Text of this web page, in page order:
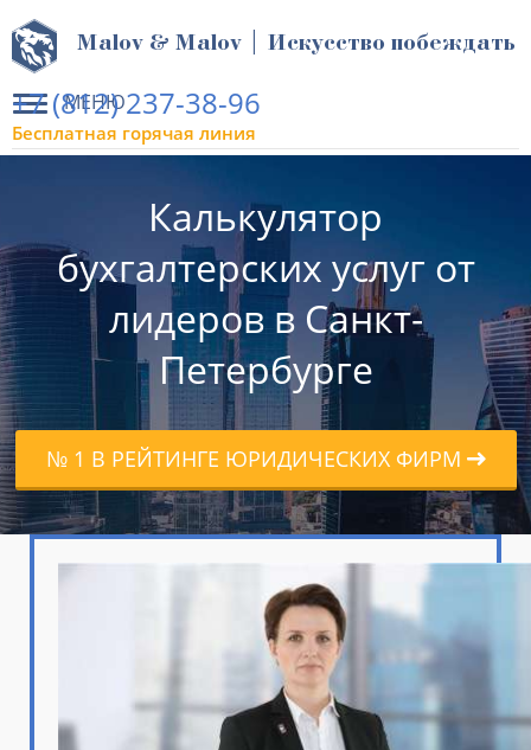
МЕНЮ
Malov & Malov | Искусство побеждать
+7 (812) 237-38-96
Бесплатная горячая линия
Калькулятор
бухгалтерских услуг от
лидеров в Санкт-
Петербурге
№ 1 В РЕЙТИНГЕ ЮРИДИЧЕСКИХ ФИРМ